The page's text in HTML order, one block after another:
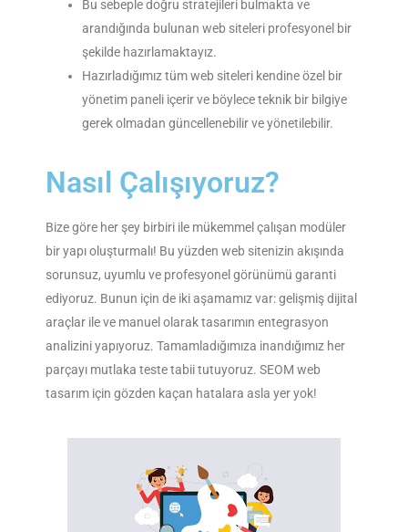
Bu sebeple doğru stratejileri bulmakta ve
arandığında bulunan web siteleri profesyonel bir
şekilde hazırlamaktayız.
Hazırladığımız tüm web siteleri kendine özel bir
yönetim paneli içerir ve böylece teknik bir bilgiye
gerek olmadan güncellenebilir ve yönetilebilir.
Nasıl Çalışıyoruz?
Bize göre her şey birbiri ile mükemmel çalışan modüler
bir yapı oluşturmalı! Bu yüzden web sitenizin akışında
sorunsuz, uyumlu ve profesyonel görünümü garanti
ediyoruz. Bunun için de iki aşamamız var: gelişmiş dijital
araçlar ile ve manuel olarak tasarımın entegrasyon
analizini yapıyoruz. Tamamladığımıza inandığımız her
parçayı mutlaka teste tabii tutuyoruz. SEOM web
tasarım için gözden kaçan hatalara asla yer yok!